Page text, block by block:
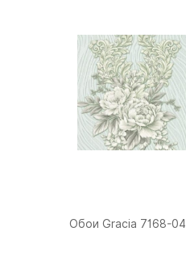
Обои Gracia 7168-04